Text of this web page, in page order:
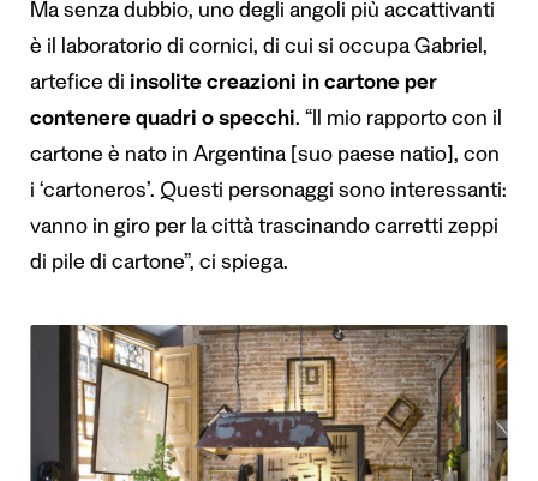
Ma senza dubbio, uno degli angoli più accattivanti
è il laboratorio di cornici, di cui si occupa Gabriel,
artefice di insolite creazioni in cartone per
contenere quadri o specchi. “Il mio rapporto con il
cartone è nato in Argentina [suo paese natio], con
i ‘cartoneros’. Questi personaggi sono interessanti:
vanno in giro per la città trascinando carretti zeppi
di pile di cartone”, ci spiega.